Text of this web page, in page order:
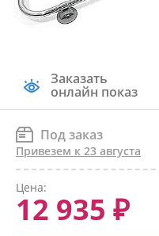
Заказать
онлайн показ
Под заказ
Привезем к 23 августа
Цена:
12 935 ₽